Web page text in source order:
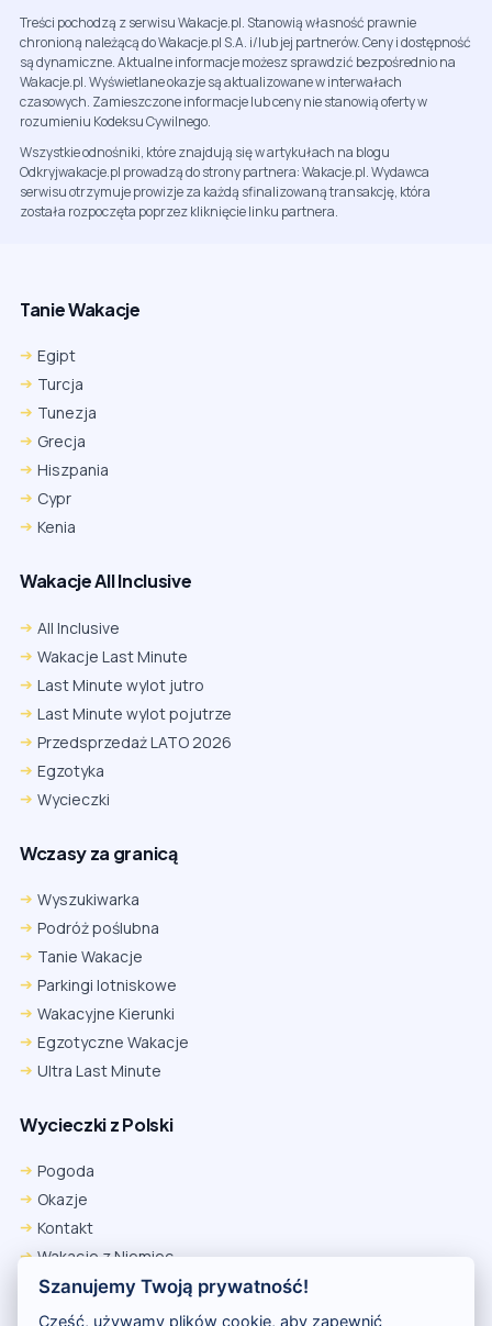
Treści pochodzą z serwisu Wakacje.pl. Stanowią własność prawnie
chronioną należącą do Wakacje.pl S.A. i/lub jej partnerów. Ceny i dostępność
są dynamiczne. Aktualne informacje możesz sprawdzić bezpośrednio na
Wakacje.pl. Wyświetlane okazje są aktualizowane w interwałach
czasowych. Zamieszczone informacje lub ceny nie stanowią oferty w
rozumieniu Kodeksu Cywilnego.
Wszystkie odnośniki, które znajdują się w artykułach na blogu
Odkryjwakacje.pl prowadzą do strony partnera: Wakacje.pl. Wydawca
serwisu otrzymuje prowizje za każdą sfinalizowaną transakcję, która
została rozpoczęta poprzez kliknięcie linku partnera.
Tanie Wakacje
Egipt
Turcja
Tunezja
Grecja
Hiszpania
Cypr
Kenia
Wakacje All Inclusive
All Inclusive
Wakacje Last Minute
Last Minute wylot jutro
Last Minute wylot pojutrze
Przedsprzedaż LATO 2026
Egzotyka
Wycieczki
Wczasy za granicą
Wyszukiwarka
Podróż poślubna
Tanie Wakacje
Parkingi lotniskowe
Wakacyjne Kierunki
Egzotyczne Wakacje
Ultra Last Minute
Wycieczki z Polski
Pogoda
Okazje
Kontakt
Wakacje z Niemiec
Polityka Prywatności
Wakacje w Egipcie
Szanujemy Twoją prywatność!
Cześć, używamy plików cookie, aby zapewnić